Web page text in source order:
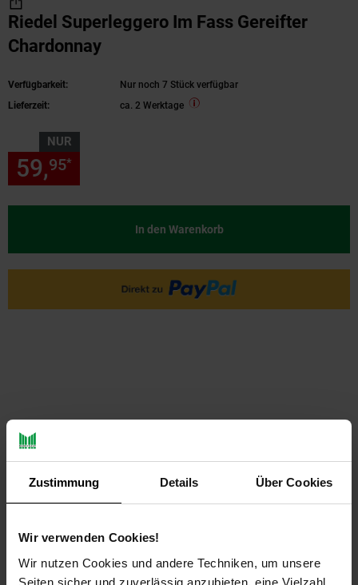
Zustimmung Details Über Cookies
Wir verwenden Cookies!
Wir nutzen Cookies und andere Techniken, um unsere
Seiten sicher und zuverlässig anzubieten, eine Vielzahl
Riedel Superleggero Im Fass Gereifter
Chardonnay
Verfügbarkeit:
Nur noch 7 Stück verfügbar
Lieferzeit:
ca. 2 Werktage
NUR
59,95*
In den Warenkorb
PAYBACK
Produktbeschreibung